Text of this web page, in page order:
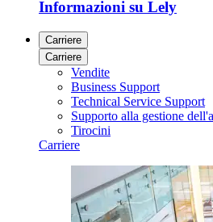
Informazioni su Lely
Carriere
Carriere
Vendite
Business Support
Technical Service Support
Supporto alla gestione
Tirocini
Carriere